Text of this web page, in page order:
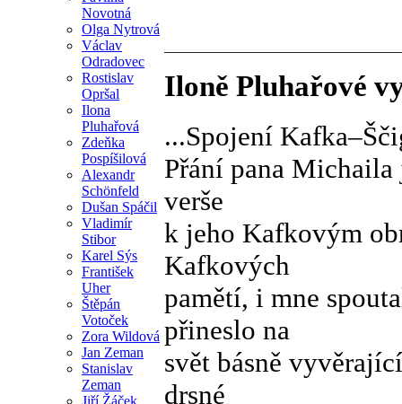
Novotná
Olga Nytrová
Václav
Odradovec
Rostislav
Opršal
Ilona
Pluhařová
Zdeňka
Pospíšilová
Alexandr
Schönfeld
Dušan Spáčil
Vladimír
Stibor
Karel Sýs
František
Uher
Štěpán
Votoček
Zora Wildová
Jan Zeman
Stanislav
Zeman
Jiří Žáček
Iloně Pluhařové
...Spojení
Přání pana Michaila
verše
k jeho Kafkovým
Kafkových
pamětí, i mne
přineslo na
svět básně
drsné